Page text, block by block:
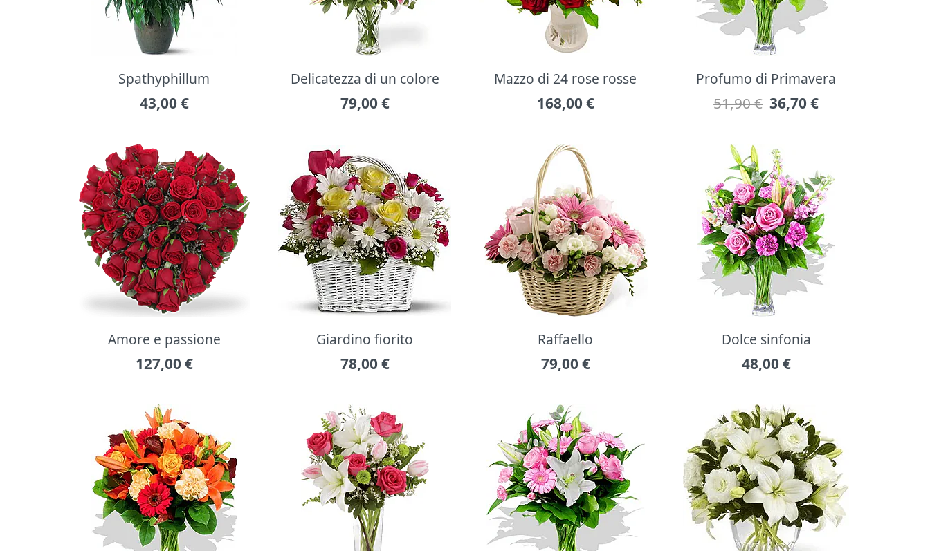
Spathyphillum
43,00 €
Delicatezza di un colore
79,00 €
Mazzo di 24 rose rosse
168,00 €
Profumo di Primavera
51,90 € 36,70 €
Amore e passione
127,00 €
Giardino fiorito
78,00 €
Raffaello
79,00 €
Dolce sinfonia
48,00 €